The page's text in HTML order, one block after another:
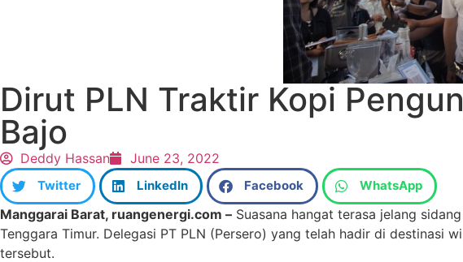
Dirut PLN Traktir Kopi
Bajo
Deddy Hassan June 23, 2022
Twitter LinkedIn Facebook WhatsApp
Manggarai Barat, ruangenergi.com – Suasana hangat terasa jelang
Tenggara Timur. Delegasi PT PLN (Persero) yang telah hadir di
tersebut.